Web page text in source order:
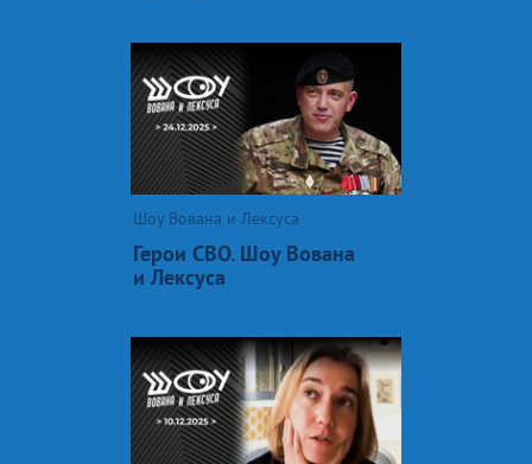
Шоу Вована и Лексуса
Герои СВО. Шоу Вована
и Лексуса